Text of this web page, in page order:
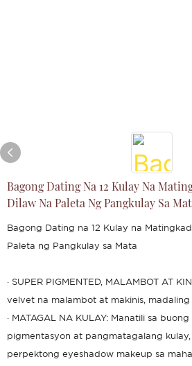
Bagong Dating Na 12 Kulay Na
Dilaw Na Paleta Ng Pangkulay Sa
Bagong Dating na 12 Kulay na
Paleta ng Pangkulay sa Mata
· SUPER PIGMENTED, MALAMBOT AT
velvet na malambot at makinis, madaling
· MATAGAL NA KULAY: Manatili sa
pigmentasyon at pangmatagalang
perpektong eyeshadow makeup sa